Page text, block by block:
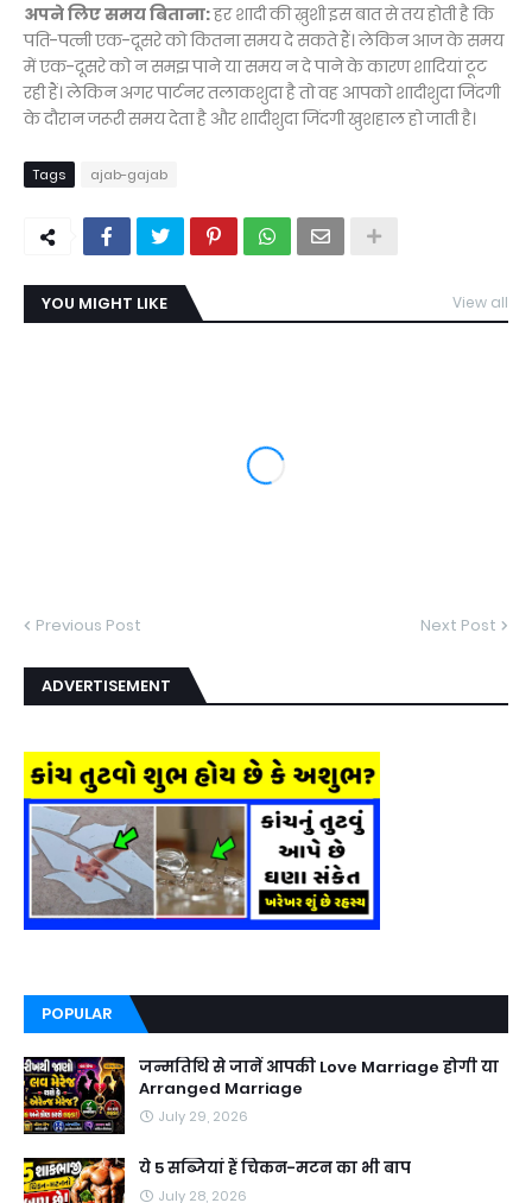
अपने लिए समय बिताना:हर शादी की ख़ुशी इस बात से तय होती है कि
पति-पत्नी एक-दूसरे को कितना समय दे सकते हैं। लेकिन आज के समय
में एक-दूसरे को न समझ पाने या समय न दे पाने के कारण शादियां टूट
रही हैं। लेकिन अगर पार्टनर तलाकशुदा है तो वह आपको शादीशुदा जिंदगी
के दौरान जरूरी समय देता है और शादीशुदा जिंदगी खुशहाल हो जाती है।
Tags ajab-gajab
YOU MIGHT LIKE View all
Previous Post Next Post
ADVERTISEMENT
POPULAR
जन्मतिथि से जानें आपकी Love Marriage होगी या
Arranged Marriage
July 29, 2026
ये 5 सब्जियां हैं चिकन-मटन का भी बाप
July 28, 2026